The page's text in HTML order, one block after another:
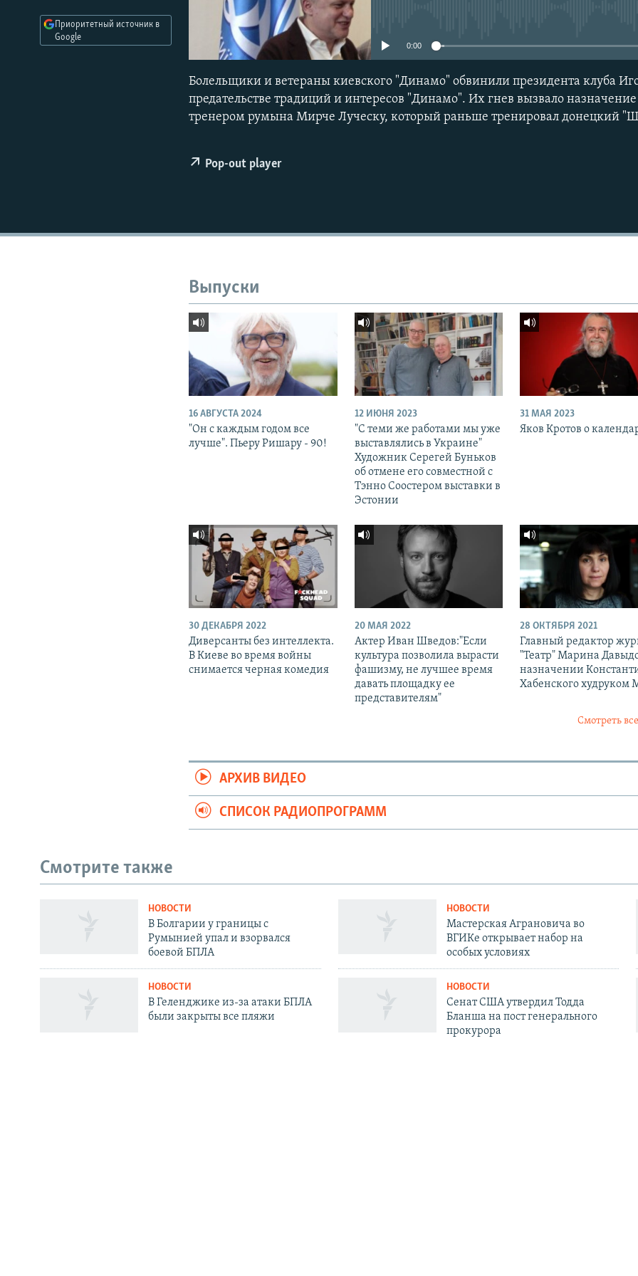
ПОДПИШИТЕСЬ НА РАССЫЛКУ
0:00
Болельщики и ветераны киевского "Динамо" обвинили президента клуба
предательстве традиций и интересов "Динамо". Их гнев вызвало
тренером румына Мирче Луческу, который раньше тренировал донецкий
Pop-out player
Приоритетный источник в
Google
Выпуски
16 АВГУСТА 2024
"Он с каждым годом все
лучше". Пьеру Ришару - 90!
12 ИЮНЯ 2023
"С теми же работами мы уже
выставлялись в Украине"
Художник Серегей Буньков
об отмене его совместной с
Тэнно Соостером выставки в
Эстонии
31 МАЯ 2023
Яков Кротов о
30 ДЕКАБРЯ 2022
Диверсанты без интеллекта.
В Киеве во время войны
снимается черная комедия
20 МАЯ 2022
Актер Иван Шведов:"Если
культура позволила вырасти
фашизму, не лучшее время
давать площадку ее
представителям"
28 ОКТЯБРЯ 2021
Главный редактор
"Театр" Марина
назначении
Хабенского худруком
Смотреть
АРХИВ ВИДЕО
СПИСОК РАДИОПРОГРАММ
Смотрите также
НОВОСТИ
В Болгарии у границы с
Румынией упал и взорвался
боевой БПЛА
НОВОСТИ
Мастерская Аграновича во
ВГИКе открывает набор на
особых условиях
НОВОСТИ
В Геленджике из-за атаки БПЛА
были закрыты все пляжи
НОВОСТИ
Сенат США утвердил Тодда
Бланша на пост генерального
прокурора